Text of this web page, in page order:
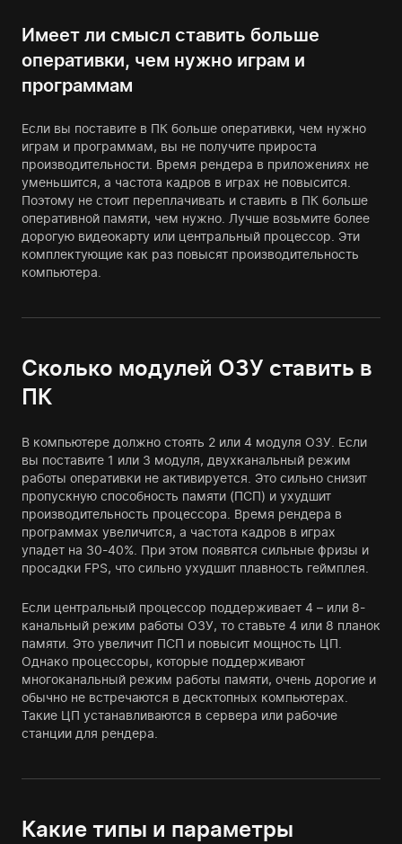
Имеет ли смысл ставить больше
оперативки, чем нужно играм и
программам
Если вы поставите в ПК больше оперативки, чем нужно
играм и программам, вы не получите прироста
производительности. Время рендера в приложениях не
уменьшится, а частота кадров в играх не повысится.
Поэтому не стоит переплачивать и ставить в ПК больше
оперативной памяти, чем нужно. Лучше возьмите более
дорогую видеокарту или центральный процессор. Эти
комплектующие как раз повысят производительность
компьютера.
Сколько модулей ОЗУ ставить в
ПК
В компьютере должно стоять 2 или 4 модуля ОЗУ. Если
вы поставите 1 или 3 модуля, двухканальный режим
работы оперативки не активируется. Это сильно снизит
пропускную способность памяти (ПСП) и ухудшит
производительность процессора. Время рендера в
программах увеличится, а частота кадров в играх
упадет на 30-40%. При этом появятся сильные фризы и
просадки FPS, что сильно ухудшит плавность геймплея.
Если центральный процессор поддерживает 4 – или 8-
канальный режим работы ОЗУ, то ставьте 4 или 8 планок
памяти. Это увеличит ПСП и повысит мощность ЦП.
Однако процессоры, которые поддерживают
многоканальный режим работы памяти, очень дорогие и
обычно не встречаются в десктопных компьютерах.
Такие ЦП устанавливаются в сервера или рабочие
станции для рендера.
Какие типы и параметры